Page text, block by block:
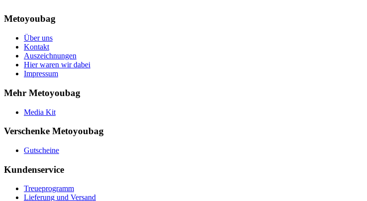
Metoyoubag
Über uns
Kontakt
Auszeichnungen
Hier waren wir dabei
Impressum
Mehr Metoyoubag
Media Kit
Verschenke Metoyoubag
Gutscheine
Kundenservice
Treueprogramm
Lieferung und Versand